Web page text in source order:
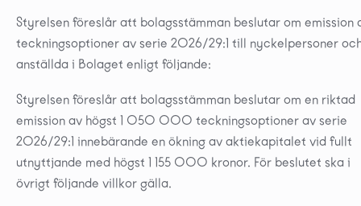
Styrelsen föreslår att bolagsstämman beslutar om emission
teckningsoptioner av serie 2026/29:1 till nyckelpersoner
anställda i Bolaget enligt följande:
Styrelsen föreslår att bolagsstämman beslutar om en riktad
emission av högst 1 050 000 teckningsoptioner av serie
2026/29:1 innebärande en ökning av aktiekapitalet vid fullt
utnyttjande med högst 1 155 000 kronor. För beslutet ska i
övrigt följande villkor gälla.